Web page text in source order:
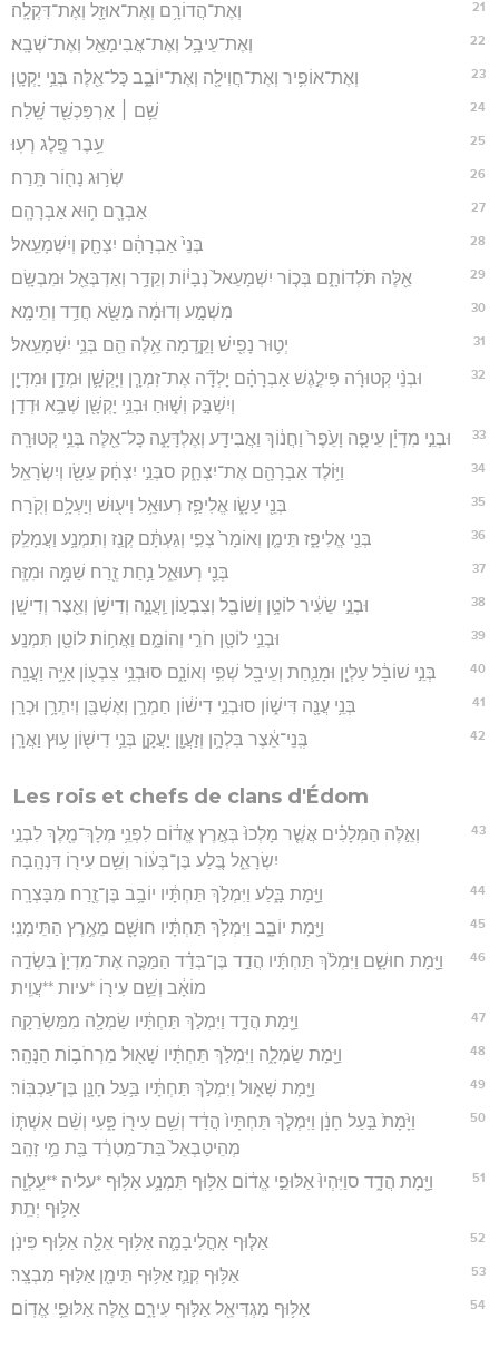
21 וְאֶת־הֲדוֹרָ֥ם וְאֶת־אוּזָ֖ל וְאֶת־דִּקְלָֽה׃
22 וְאֶת־עֵיבָ֥ל וְאֶת־אֲבִימָאֵ֖ל וְאֶת־שְׁבָֽא׃
23 וְאֶת־אוֹפִ֥יר וְאֶת־חֲוִילָ֖ה וְאֶת־יוֹבָ֑ב כָּל־אֵ֖לֶּה בְּנֵ֥י יָקְטָֽן׃
24 שֵׁ֥ם ׀ אַרְפַּכְשַׁ֖ד שָֽׁלַח׃
25 עֵ֥בֶר פֶּ֖לֶג רְעֽוּ׃
26 שְׂר֥וּג נָח֖וֹר תָּֽרַח׃
27 אַבְרָ֖ם ה֥וּא אַבְרָהָֽם׃
28 בְּנֵי֙ אַבְרָהָ֔ם יִצְחָ֖ק וְיִשְׁמָעֵֽאל׃
29 אֵ֖לֶּה תֹּלְדוֹתָ֑ם בְּכ֤וֹר יִשְׁמָעֵאל֙ נְבָי֔וֹת וְקֵדָ֥ר וְאַדְבְּאֵ֖ל וּמִבְשָֽׂם׃
30 מִשְׁמָ֣ע וְדוּמָ֔ה מַשָּׂ֖א חֲדַ֥ד וְתֵימָֽא׃
31 יְט֥וּר נָפִ֖ישׁ וָקֵ֑דְמָה אֵ֥לֶּה הֵ֖ם בְּנֵ֥י יִשְׁמָעֵֽאל׃
32
וּבְנֵ֨י קְטוּרָ֜ה פִּילֶ֣גֶשׁ אַבְרָהָ֗ם יָלְדָ֞ה אֶת־זִמְרָ֧ן וְיָקְשָׁ֛ן וּמְדָ֥ן וּמִדְיָ֖ן
וְיִשְׁבָּ֣ק וְשׁ֑וּחַ וּבְנֵ֥י יָקְשָׁ֖ן שְׁבָ֥א וּדְדָֽן׃
33 וּבְנֵ֣י מִדְיָ֗ן עֵיפָ֤ה וָעֵ֙פֶר֙ וַחֲנ֔וֹךְ וַאֲבִידָ֖ע וְאֶלְדָּעָ֑ה כָּל־אֵ֖לֶּה בְּנֵ֥י קְטוּרָֽה׃
34 וַיּ֥וֹלֶד אַבְרָהָ֖ם אֶת־יִצְחָ֑ק סבְּנֵ֣י יִצְחָ֔ק עֵשָׂ֖ו וְיִשְׂרָאֵֽל׃
35 בְּנֵ֖י עֵשָׂ֑ו אֱלִיפַ֛ז רְעוּאֵ֥ל וִיע֖וּשׁ וְיַעְלָ֥ם וְקֹֽרַח׃
36 בְּנֵ֖י אֱלִיפָ֑ז תֵּימָ֤ן וְאוֹמָר֙ צְפִ֣י וְגַעְתָּ֔ם קְנַ֖ז וְתִמְנָ֥ע וַעֲמָלֵֽק׃
37 בְּנֵ֖י רְעוּאֵ֑ל נַ֥חַת זֶ֖רַח שַׁמָּ֥ה וּמִזָּֽה׃
38 וּבְנֵ֣י שֵׂעִ֔יר לוֹטָ֥ן וְשׁוֹבָ֖ל וְצִבְע֣וֹן וַֽעֲנָ֑ה וְדִישֹׁ֥ן וְאֵ֖צֶר וְדִישָֽׁן׃
39 וּבְנֵ֥י לוֹטָ֖ן חֹרִ֣י וְהוֹמָ֑ם וַאֲח֥וֹת לוֹטָ֖ן תִּמְנָֽע׃
40 בְּנֵ֣י שׁוֹבָ֔ל עַלְיָ֧ן וּמָנַ֛חַת וְעֵיבָ֖ל שְׁפִ֣י וְאוֹנָ֑ם סוּבְנֵ֥י צִבְע֖וֹן אַיָּ֥ה וַעֲנָֽה׃
41 בְּנֵ֥י עֲנָ֖ה דִּישׁ֑וֹן סוּבְנֵ֣י דִישׁ֔וֹן חַמְרָ֥ן וְאֶשְׁבָּ֖ן וְיִתְרָ֥ן וּכְרָֽן׃
42 בְּֽנֵי־אֵ֔צֶר בִּלְהָ֥ן וְזַעֲוָ֖ן יַעֲקָ֑ן בְּנֵ֥י דִישׁ֖וֹן ע֥וּץ וַאֲרָֽן׃
Les rois et chefs de clans d'Édom
43
וְאֵ֣לֶּה הַמְּלָכִ֗ים אֲשֶׁ֤ר מָלְכוּ֙ בְּאֶ֣רֶץ אֱד֔וֹם לִפְנֵ֥י מְלָךְ־מֶ֖לֶךְ לִבְנֵ֣י
יִשְׂרָאֵ֑ל בֶּ֚לַע בֶּן־בְּע֔וֹר וְשֵׁ֥ם עִיר֖וֹ דִּנְהָֽבָה׃
44 וַיָּ֖מָת בָּ֑לַע וַיִּמְלֹ֣ךְ תַּחְתָּ֔יו יוֹבָ֥ב בֶּן־זֶ֖רַח מִבָּצְרָֽה׃
45 וַיָּ֖מָת יוֹבָ֑ב וַיִּמְלֹ֣ךְ תַּחְתָּ֔יו חוּשָׁ֖ם מֵאֶ֥רֶץ הַתֵּימָנִֽי׃
46
וַיָּ֖מָת חוּשָׁ֑ם וַיִּמְלֹ֨ךְ תַּחְתָּ֜יו הֲדַ֣ד בֶּן־בְּדַ֗ד הַמַּכֶּ֤ה אֶת־מִדְיָן֙ בִּשְׂדֵ֣ה
מוֹאָ֔ב וְשֵׁ֥ם עִיר֖וֹ *עיות **עֲוִֽית׃
47 וַיָּ֖מָת הֲדָ֑ד וַיִּמְלֹ֣ךְ תַּחְתָּ֔יו שַׂמְלָ֖ה מִמַּשְׂרֵקָֽה׃
48 וַיָּ֖מָת שַׂמְלָ֑ה וַיִּמְלֹ֣ךְ תַּחְתָּ֔יו שָׁא֖וּל מֵרְחֹב֥וֹת הַנָּהָֽר׃
49 וַיָּ֖מָת שָׁא֑וּל וַיִּמְלֹ֣ךְ תַּחְתָּ֔יו בַּ֥עַל חָנָ֖ן בֶּן־עַכְבּֽוֹר׃
50
וַיָּ֙מָת֙ בַּ֣עַל חָנָ֔ן וַיִּמְלֹ֤ךְ תַּחְתָּיו֙ הֲדַ֔ד וְשֵׁ֥ם עִיר֖וֹ פָּ֑עִי וְשֵׁ֨ם אִשְׁתּ֤וֹ
מְהֵיטַבְאֵל֙ בַּת־מַטְרֵ֔ד בַּ֖ת מֵ֥י זָהָֽב׃
51
וַיָּ֖מָת הֲדָ֑ד סוַיִּהְיוּ֙ אַלּוּפֵ֣י אֱד֔וֹם אַלּ֥וּף תִּמְנָ֛ע אַלּ֥וּף *עליה **עַֽלְוָ֖ה
אַלּ֥וּף יְתֵֽת׃
52 אַלּ֧וּף אָהֳלִיבָמָ֛ה אַלּ֥וּף אֵלָ֖ה אַלּ֥וּף פִּינֹֽן׃
53 אַלּ֥וּף קְנַ֛ז אַלּ֥וּף תֵּימָ֖ן אַלּ֣וּף מִבְצָֽר׃
54 אַלּ֥וּף מַגְדִּיאֵ֖ל אַלּ֣וּף עִירָ֑ם אֵ֖לֶּה אַלּוּפֵ֥י אֱדֽוֹם׃